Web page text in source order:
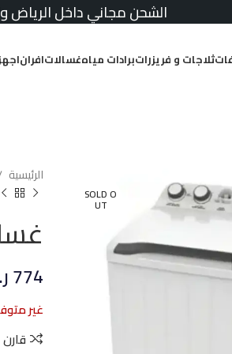
الشحن مجاني داخل الرياض
ثلاجات و فريزراتبرادات مياهغسالاتافران
SOLD O
UT
الرئيسية
غسالة 12 كيلو
774
غير
قارن